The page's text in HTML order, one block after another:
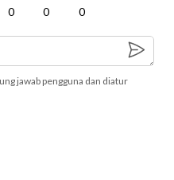
0 0 0
jawab pengguna dan diatur